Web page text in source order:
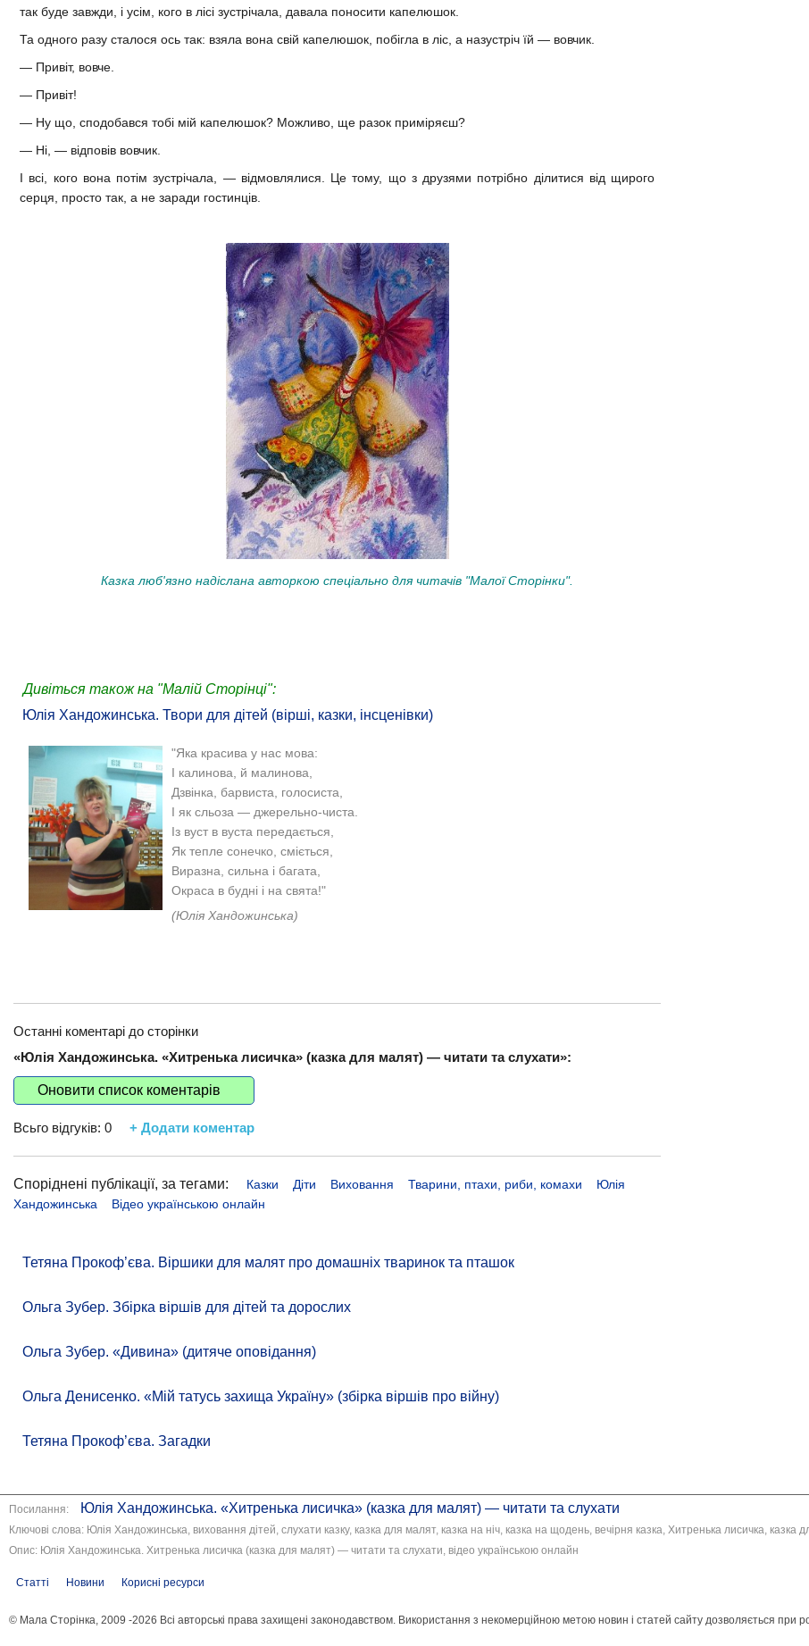
так буде завжди, і усім, кого в лісі зустрічала, давала поносити капелюшок.
Та одного разу сталося ось так: взяла вона свій капелюшок, побігла в ліс, а назустріч їй — вовчик.
— Привіт, вовче.
— Привіт!
— Ну що, сподобався тобі мій капелюшок? Можливо, ще разок приміряєш?
— Ні, — відповів вовчик.
І всі, кого вона потім зустрічала, — відмовлялися. Це тому, що з друзями потрібно ділитися від щирого
серця, просто так, а не заради гостинців.
Казка люб'язно надіслана авторкою спеціально для читачів "Малої Сторінки".
Дивіться також на "Малій Сторінці":
Юлія Хандожинська. Твори для дітей (вірші, казки, інсценівки)
"Яка красива у нас мова:
І калинова, й малинова,
Дзвінка, барвиста, голосиста,
І як сльоза — джерельно-чиста.
Із вуст в вуста передається,
Як тепле сонечко, сміється,
Виразна, сильна і багата,
Окраса в будні і на свята!"
(Юлія Хандожинська)
Останні коментарі до сторінки
«Юлія Хандожинська. «Хитренька лисичка» (казка для малят) — читати та слухати»:
Оновити список коментарів
Всьго відгуків: 0 + Додати коментар
Споріднені публікації, за тегами: Казки Діти Виховання Тварини, птахи, риби, комахи
Юлія
Хандожинська
Відео українською онлайн
Тетяна Прокоф’єва. Віршики для малят про домашніх тваринок та пташок
Ольга Зубер. Збірка віршів для дітей та дорослих
Ольга Зубер. «Дивина» (дитяче оповідання)
Ольга Денисенко. «Мій татусь захища Україну» (збірка віршів про війну)
Тетяна Прокоф’єва. Загадки
Посилання: Юлія Хандожинська. «Хитренька лисичка» (казка для малят) — читати та слухати
Ключові слова: Юлія Хандожинська, виховання дітей, слухати казку, казка для малят, казка на ніч, казка на щодень, вечірня казка, Хитренька лисичка, казка
Опис: Юлія Хандожинська. Хитренька лисичка (казка для малят) — читати та слухати, відео українською онлайн
Статті Новини Корисні ресурси
© Мала Сторінка, 2009 -2026 Всі авторські права захищені законодавством. Використання з некомерційною метою новин і статей сайту дозволяється при